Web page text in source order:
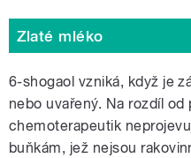
Zlaté mléko
6-shogaol vzniká, když je
nebo uvařený. Na rozdíl od
chemoterapeutik
buňkám, jež nejsou